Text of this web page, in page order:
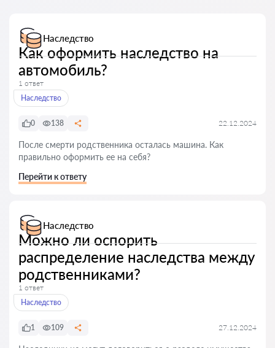
Наследство
Как оформить наследство на
автомобиль?
1 ответ
Наследство
0 138 22.12.2024
После смерти родственника осталась машина. Как
правильно оформить ее на себя?
Перейти к ответу
Наследство
Можно ли оспорить
распределение наследства между
родственниками?
1 ответ
Наследство
1 109 27.12.2024